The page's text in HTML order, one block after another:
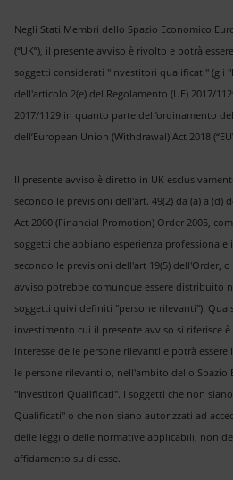
Negli Stati Membri dello Spazio Economico
(“UK”), il presente avviso è rivolto e potrà
soggetti considerati "investitori qualificati" (gli
dell'articolo 2(e) del Regolamento (UE) 2017/
2017/1129 in quanto parte dell’ordinamento
dell’European Union (Withdrawal) Act 2018
Il presente avviso è diretto in UK
secondo le previsioni dell'art. 49(2) da (a) a (d)
Act 2000 (Financial Promotion) Order 2005,
soggetti che abbiano esperienza
secondo le previsioni dell'art 19(5) dell'Order,
avviso potrebbe comunque essere distribuito
soggetti quivi definiti "persone rilevanti").
investimento cui il presente avviso si riferisce
interesse delle persone rilevanti e potrà
le persone rilevanti o, nell'ambito dello Spazio
"Investitori Qualificati". I soggetti che non
Qualificati" o che non siano autorizzati ad
delle leggi o delle normative applicabili, non
affidamento su di esse.